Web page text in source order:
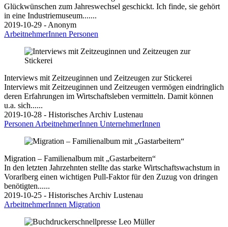
Glückwünschen zum Jahreswechsel geschickt. Ich finde, sie gehört
in eine Industriemuseum.......
2019-10-29 - Anonym
ArbeitnehmerInnen Personen
Interviews mit Zeitzeuginnen und Zeitzeugen zur Stickerei
Interviews mit Zeitzeuginnen und Zeitzeugen vermögen eindringlich
deren Erfahrungen im Wirtschaftsleben vermitteln. Damit können
u.a. sich......
2019-10-28 - Historisches Archiv Lustenau
Personen ArbeitnehmerInnen UnternehmerInnen
Migration – Familienalbum mit „Gastarbeitern“
In den letzten Jahrzehnten stellte das starke Wirtschaftswachstum in
Vorarlberg einen wichtigen Pull-Faktor für den Zuzug von dringen
benötigten......
2019-10-25 - Historisches Archiv Lustenau
ArbeitnehmerInnen Migration